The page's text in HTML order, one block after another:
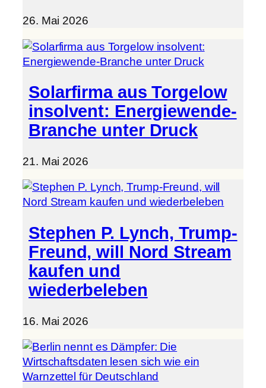
26. Mai 2026
Solarfirma aus Torgelow
insolvent: Energiewende-
Branche unter Druck
21. Mai 2026
Stephen P. Lynch, Trump-
Freund, will Nord Stream
kaufen und
wiederbeleben
16. Mai 2026